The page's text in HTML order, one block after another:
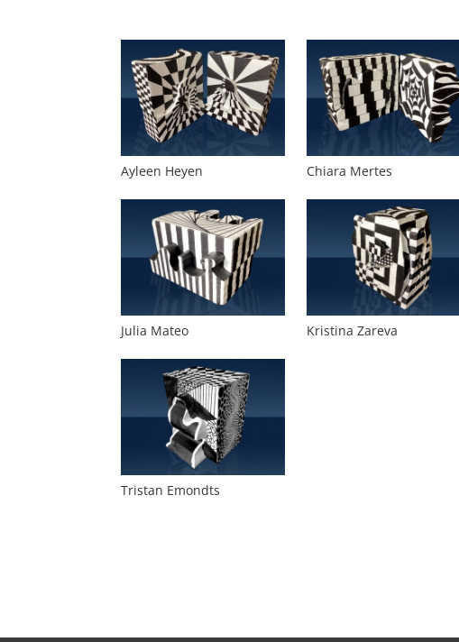
Ayleen Heyen Chiara Mertes
Julia Mateo Kristina Zareva
Tristan Emondts